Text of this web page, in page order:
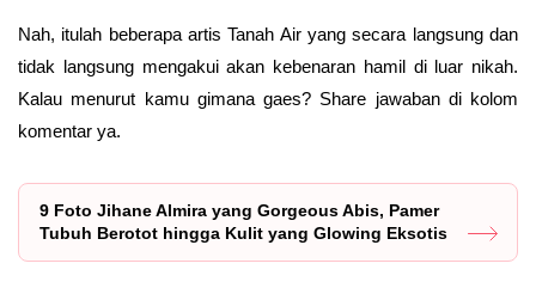
Nah, itulah beberapa artis Tanah Air yang secara langsung dan
tidak langsung mengakui akan kebenaran hamil di luar nikah.
Kalau menurut kamu gimana gaes? Share jawaban di kolom
komentar ya.
9 Foto Jihane Almira yang Gorgeous Abis, Pamer
Tubuh Berotot hingga Kulit yang Glowing Eksotis